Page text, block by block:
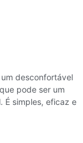
desconfortável
pode ser um
É simples, eficaz e